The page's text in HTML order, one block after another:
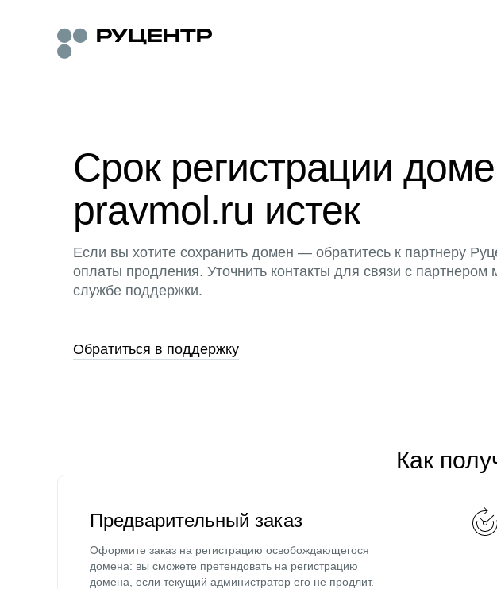
Срок регистрации
pravmol.ru истек
Если вы хотите сохранить домен — обратитесь к партнеру
оплаты продления. Уточнить контакты для связи с партнером
службе поддержки.
Обратиться в поддержку
Как
Предварительный заказ
Оформите заказ на регистрацию освобождающегося
домена: вы сможете претендовать на регистрацию
домена, если текущий администратор его не продлит.